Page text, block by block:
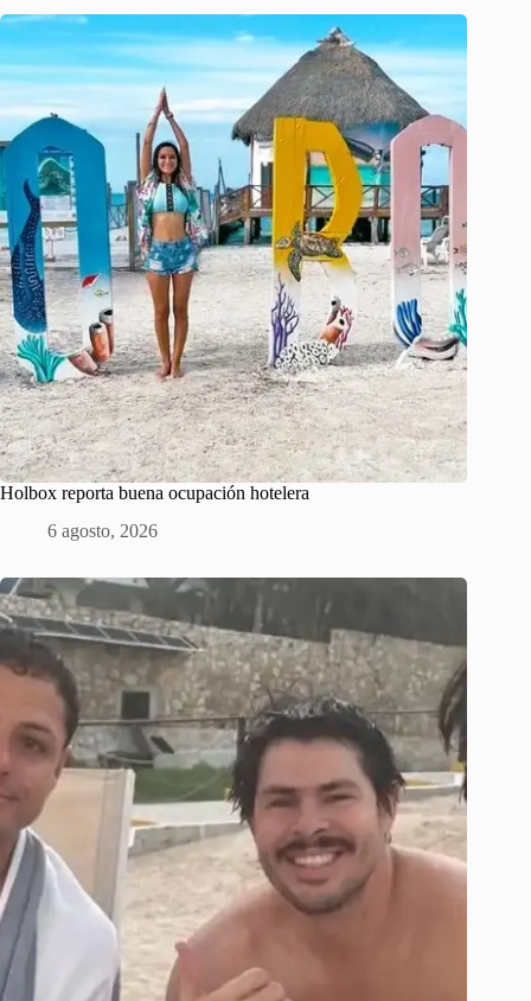
Holbox reporta buena ocupación hotelera
6 agosto, 2026